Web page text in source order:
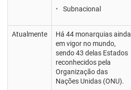
Subnacional
Atualmente
Há 44 monarquias ainda
em vigor no mundo,
sendo 43 delas Estados
reconhecidos pela
Organização das
Nações Unidas (ONU).